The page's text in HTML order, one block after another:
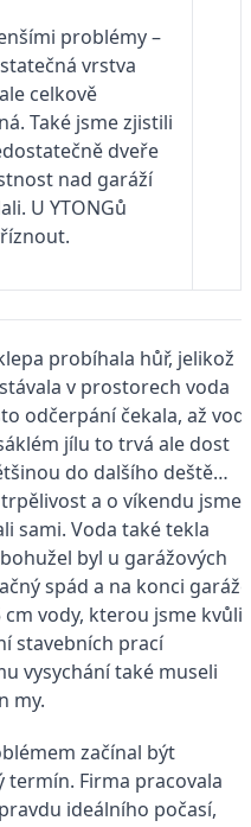
problémy –
vrstva
celkově
Také jsme zjistili
dveře
nad garáží
U YTONGů
probíhala hůř, jelikož
v prostorech voda
odčerpání čekala, až
jílu to trvá ale dost
do dalšího deště…
a o víkendu jsme
sami. Voda také tekla
byl u garážových
spád a na konci garáže
cm vody, kterou jsme kvůli
stavebních prací
vysychání také museli
my.
začínal být
termín. Firma pracovala
ideálního počasí,